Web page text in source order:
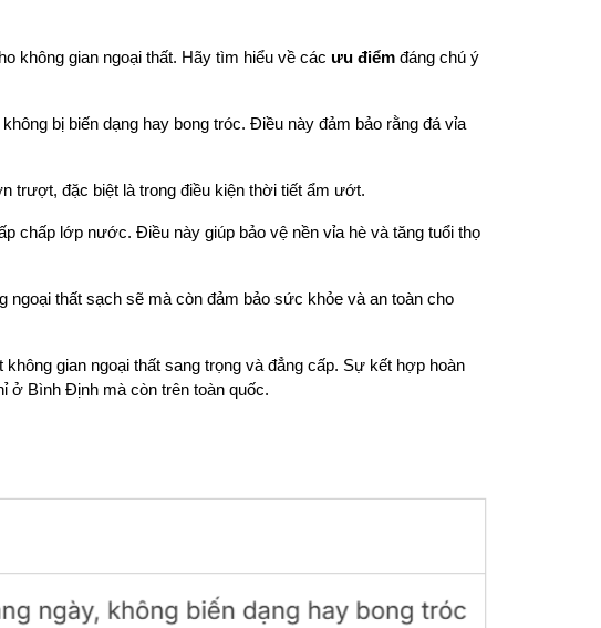
không gian ngoại thất. Hãy tìm hiểu về các ưu điểmđáng chú ý
bị biến dạng hay bong tróc. Điều này đảm bảo rằng đá vỉa
trượt, đặc biệt là trong điều kiện thời tiết ẩm ướt.
chấp lớp nước. Điều này giúp bảo vệ nền vỉa hè và tăng tuổi thọ
thất sạch sẽ mà còn đảm bảo sức khỏe và an toàn cho
gian ngoại thất sang trọng và đẳng cấp. Sự kết hợp hoàn
ở Bình Định mà còn trên toàn quốc.